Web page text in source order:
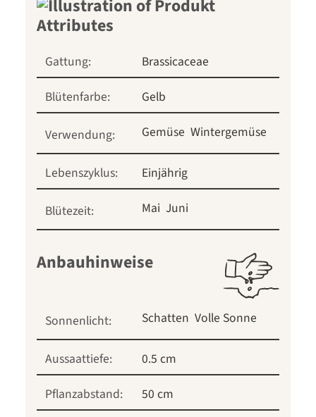
Gattung:
Brassicaceae
Blütenfarbe:
Gelb
Verwendung: Gemüse Wintergemüse
Lebenszyklus: Einjährig
Blütezeit: Mai Juni
Anbauhinweise
Sonnenlicht: Schatten Volle Sonne
Aussaattiefe:
0.5 cm
Pflanzabstand:
50 cm